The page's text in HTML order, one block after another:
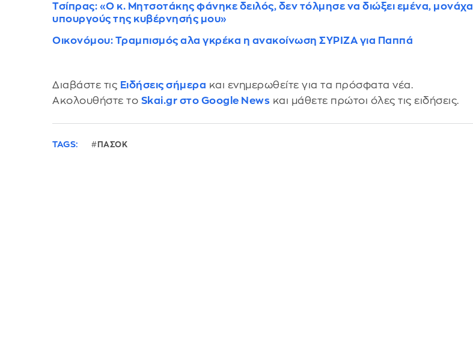
Τσίπρας: «Ο κ. Μητσοτάκης φάνηκε δειλός, δεν τόλμησε να διώξει εμένα, μονάχα
υπουργούς της κυβέρνησής μου»
Οικονόμου: Τραμπισμός αλα γκρέκα η ανακοίνωση ΣΥΡΙΖΑ για Παππά
Διαβάστε τις Ειδήσεις σήμερα και ενημερωθείτε για τα πρόσφατα νέα.
Ακολουθήστε το Skai.gr στο Google News και μάθετε πρώτοι όλες τις ειδήσεις.
TAGS: ΠΑΣΟΚ